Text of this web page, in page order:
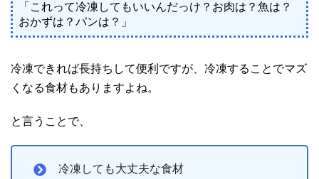
「これって冷凍してもいいんだっけ？お肉は？魚は？
おかずは？パンは？」
冷凍できれば長持ちして便利ですが、冷凍することでマズ
くなる食材もありますよね。
と言うことで、
冷凍しても大丈夫な食材